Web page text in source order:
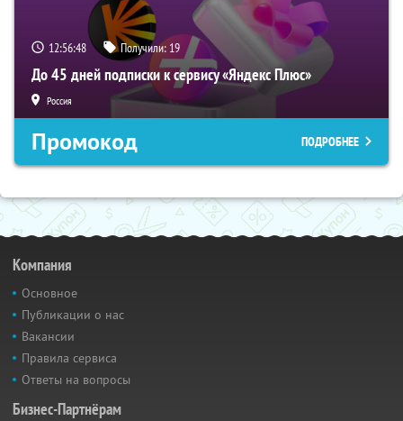
12:56:47 Получили: 19
До 45 дней подписки к сервису «Яндекс Плюс»
Россия
Промокод ПОДРОБНЕЕ
Компания
Основное
Публикации о нас
Вакансии
Правила сервиса
Ответы на вопросы
Бизнес-Партнёрам